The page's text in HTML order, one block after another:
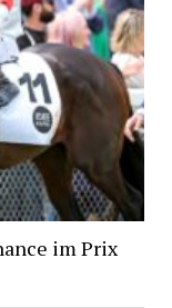
im Prix